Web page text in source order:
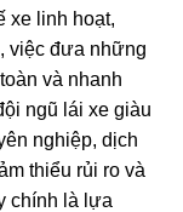
xe linh hoạt,
việc đưa những
và nhanh
ngũ lái xe giàu
nghiệp, dịch
thiểu rủi ro và
chính là lựa